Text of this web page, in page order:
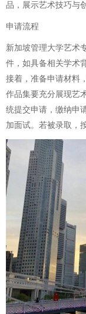
品，展示艺术技巧与
申请流程
新加坡管理大学艺术
件，如具备相关学术
接着，准备申请材料
作品集要充分展现艺
统提交申请，缴纳申
加面试。若被录取，